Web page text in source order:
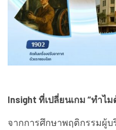
Insight ที่เปลี่ยนเกม “ทำไ
จากการศึกษาพฤติกรรมผู้บ